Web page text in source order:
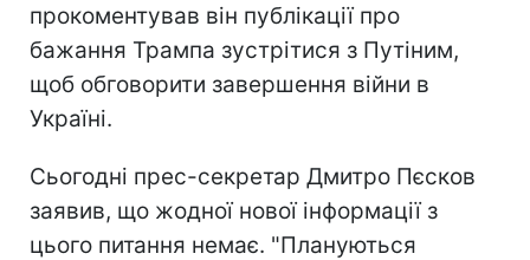
прокоментував він публікації про
бажання Трампа зустрітися з Путіним,
щоб обговорити завершення війни в
Україні.
Сьогодні прес-секретар Дмитро Пєсков
заявив, що жодної нової інформації з
цього питання немає. "Плануються